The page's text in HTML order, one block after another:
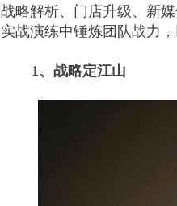
战略解析、门店升级、新
实战演练中锤炼团队战力
1、战略定江山